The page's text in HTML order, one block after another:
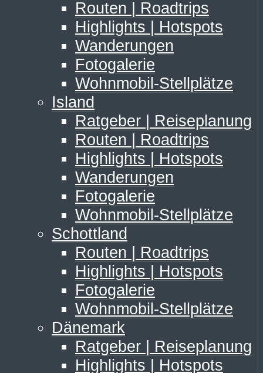
Routen | Roadtrips
Highlights | Hotspots
Wanderungen
Fotogalerie
Wohnmobil-Stellplätze
Island
Ratgeber | Reiseplanung
Routen | Roadtrips
Highlights | Hotspots
Wanderungen
Fotogalerie
Wohnmobil-Stellplätze
Schottland
Routen | Roadtrips
Highlights | Hotspots
Fotogalerie
Wohnmobil-Stellplätze
Dänemark
Ratgeber | Reiseplanung
Highlights | Hotspots